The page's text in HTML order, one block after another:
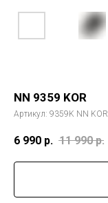
NN 9359 KOR
Артикул: 9359K NN KOR
6 990 р. 11 990 р.